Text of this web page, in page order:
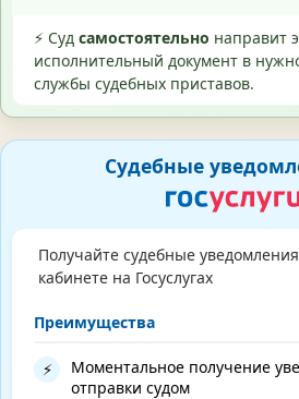
⚡ Суд самостоятельно направит
исполнительный документ в
службы судебных приставов.
Судебные
Получайте судебные
кабинете на Госуслугах
Преимущества
⚡
Моментальное получение
отправки судом